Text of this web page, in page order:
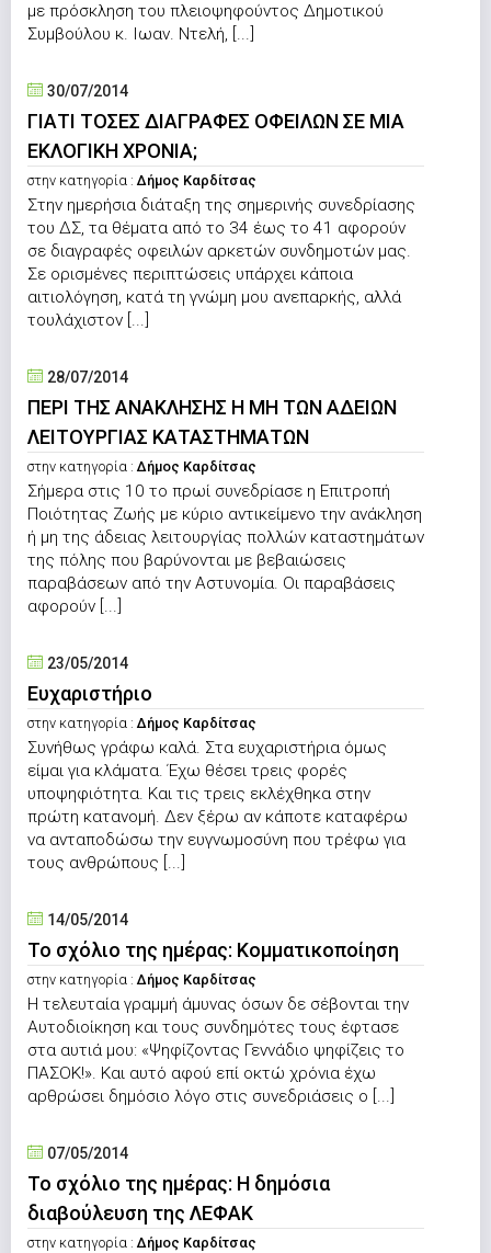
με πρόσκληση του πλειοψηφούντος Δημοτικού
Συμβούλου κ. Ιωαν. Ντελή, [...]
30/07/2014
ΓΙΑΤΙ ΤΟΣΕΣ ΔΙΑΓΡΑΦΕΣ ΟΦΕΙΛΩΝ ΣΕ ΜΙΑ
ΕΚΛΟΓΙΚΗ ΧΡΟΝΙΑ;
στην κατηγορία : Δήμος Καρδίτσας
Στην ημερήσια διάταξη της σημερινής συνεδρίασης
του ΔΣ, τα θέματα από το 34 έως το 41 αφορούν
σε διαγραφές οφειλών αρκετών συνδημοτών μας.
Σε ορισμένες περιπτώσεις υπάρχει κάποια
αιτιολόγηση, κατά τη γνώμη μου ανεπαρκής, αλλά
τουλάχιστον [...]
28/07/2014
ΠΕΡΙ ΤΗΣ ΑΝΑΚΛΗΣΗΣ Η ΜΗ ΤΩΝ ΑΔΕΙΩΝ
ΛΕΙΤΟΥΡΓΙΑΣ ΚΑΤΑΣΤΗΜΑΤΩΝ
στην κατηγορία : Δήμος Καρδίτσας
Σήμερα στις 10 το πρωί συνεδρίασε η Επιτροπή
Ποιότητας Ζωής με κύριο αντικείμενο την ανάκληση
ή μη της άδειας λειτουργίας πολλών καταστημάτων
της πόλης που βαρύνονται με βεβαιώσεις
παραβάσεων από την Αστυνομία. Οι παραβάσεις
αφορούν [...]
23/05/2014
Ευχαριστήριο
στην κατηγορία : Δήμος Καρδίτσας
Συνήθως γράφω καλά. Στα ευχαριστήρια όμως
είμαι για κλάματα. Έχω θέσει τρεις φορές
υποψηφιότητα. Και τις τρεις εκλέχθηκα στην
πρώτη κατανομή. Δεν ξέρω αν κάποτε καταφέρω
να ανταποδώσω την ευγνωμοσύνη που τρέφω για
τους ανθρώπους [...]
14/05/2014
Το σχόλιο της ημέρας: Κομματικοποίηση
στην κατηγορία : Δήμος Καρδίτσας
Η τελευταία γραμμή άμυνας όσων δε σέβονται την
Αυτοδιοίκηση και τους συνδημότες τους έφτασε
στα αυτιά μου: «Ψηφίζοντας Γεννάδιο ψηφίζεις το
ΠΑΣΟΚ!». Και αυτό αφού επί οκτώ χρόνια έχω
αρθρώσει δημόσιο λόγο στις συνεδριάσεις ο [...]
07/05/2014
Το σχόλιο της ημέρας: Η δημόσια
διαβούλευση της ΛΕΦΑΚ
στην κατηγορία : Δήμος Καρδίτσας